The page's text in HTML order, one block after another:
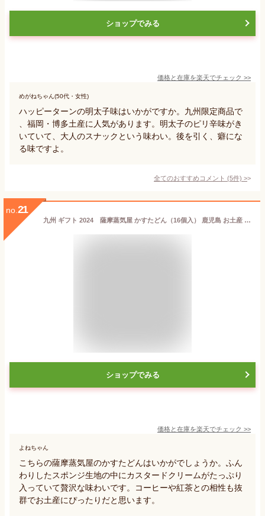
ショップでみる
価格と在庫を楽天でチェック >>
めがねちゃん(50代・女性)
ハッピーターンの明太子味はいかがですか。九州限定商品で
、福岡・博多土産に人気があります。明太子のピリ辛味がき
いていて、大人のスナックという味わい。後を引く、癖にな
る味ですよ。
全てのおすすめコメント (5件) >
no. 21
九州 ギフト 2024 薩摩蒸気屋 かすたどん（16個入） 鹿児島 お土産 鹿児島 銘菓 和菓子 ギフト 詰め合わせ プチギフト 帰省土産 お取り寄せ 常温
ショップでみる
価格と在庫を楽天でチェック >>
よねちゃん
こちらの薩摩蒸気屋のかすたどんはいかがでしょうか。ふん
わりしたスポンジ生地の中にカスタードクリームがたっぷり
入っていて贅沢な味わいです。コーヒーや紅茶との相性も抜
群でお土産にぴったりだと思います。